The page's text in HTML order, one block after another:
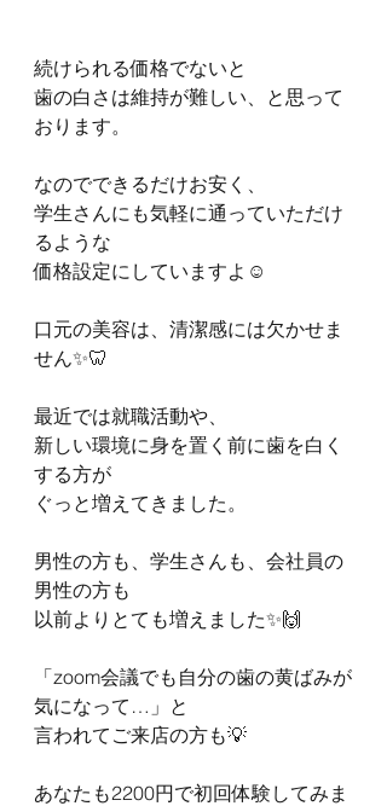
続けられる価格でないと
歯の白さは維持が難しい、と思って
おります。
なのでできるだけお安く、
学生さんにも気軽に通っていただけ
るような
価格設定にしていますよ☺️
口元の美容は、清潔感には欠かせま
せん✨🦷
最近では就職活動や、
新しい環境に身を置く前に歯を白く
する方が
ぐっと増えてきました。
男性の方も、学生さんも、会社員の
男性の方も
以前よりとても増えました✨🙌
「zoom会議でも自分の歯の黄ばみが
気になって…」と
言われてご来店の方も💡
あなたも2200円で初回体験してみま